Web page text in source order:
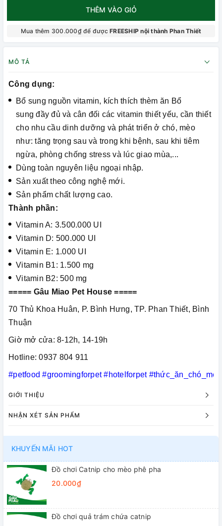
THÊM VÀO GIỎ
Mua thêm 300.000₫ để đượcFREESHIP nội thành Phan Thiết
MÔ TẢ
Công dụng:
Bổ sung nguồn vitamin, kích thích thèm ăn Bổ
sung đầy đủ và cân đối các vitamin thiết yếu, cần thiết
cho nhu cầu dinh dưỡng và phát triển ở chó, mèo
như: tăng trọng sau và trong khi bệnh, sau khi tiêm
ngừa, phòng chống stress và lúc giao mùa,...
Dùng toàn nguyên liệu ngoại nhập.
Sản xuất theo công nghệ mới.
Sản phẩm chất lượng cao.
Thành phần:
Vitamin A: 3.500.000 UI
Vitamin D: 500.000 UI
Vitamin E: 1.000 UI
Vitamin B1: 1.500 mg
Vitamin B2: 500 mg
===== Gâu Miao Pet House =====
70 Thủ Khoa Huân, P. Bình Hưng, TP. Phan Thiết, Bình
Thuận
Giờ mở cửa: 8-12h, 14-19h
Hotline: 0937 804 911
#petfood #groomingforpet #hotelforpet #thức_ăn_chó_mèo
GIỚI THIỆU
NHẬN XÉT SẢN PHẨM
KHUYẾN MÃI HOT
Đồ chơi Catnip cho mèo phê pha
20.000₫
Đồ chơi quả trám chứa catnip